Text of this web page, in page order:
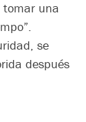
tomar una
se
después